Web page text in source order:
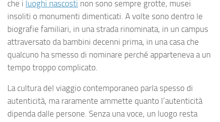
che i luoghi nascosti non sono sempre grotte, musei
insoliti o monumenti dimenticati. A volte sono dentro le
biografie familiari, in una strada rinominata, in un campus
attraversato da bambini decenni prima, in una casa che
qualcuno ha smesso di nominare perché apparteneva a un
tempo troppo complicato.
La cultura del viaggio contemporaneo parla spesso di
autenticità, ma raramente ammette quanto l’autenticità
dipenda dalle persone. Senza una voce, un luogo resta